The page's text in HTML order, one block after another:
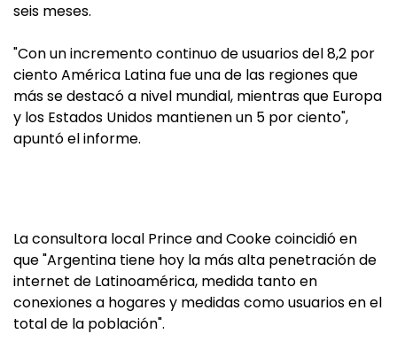
seis meses.
"Con un incremento continuo de usuarios del 8,2 por
ciento América Latina fue una de las regiones que
más se destacó a nivel mundial, mientras que Europa
y los Estados Unidos mantienen un 5 por ciento",
apuntó el informe.
La consultora local Prince and Cooke coincidió en
que "Argentina tiene hoy la más alta penetración de
internet de Latinoamérica, medida tanto en
conexiones a hogares y medidas como usuarios en el
total de la población".